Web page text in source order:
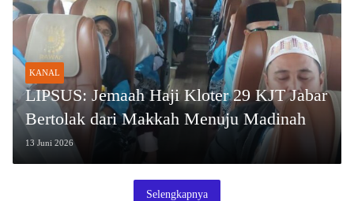
KANAL
LIPSUS: Jemaah Haji Kloter 29 KJT Jabar
Bertolak dari Makkah Menuju Madinah
13 Juni 2026
Selengkapnya